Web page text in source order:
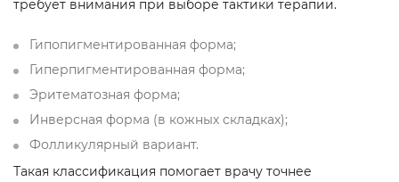
требует внимания при выборе тактики терапии.
Гипопигментированная форма;
Гиперпигментированная форма;
Эритематозная форма;
Инверсная форма (в кожных складках);
Фолликулярный вариант.
Такая классификация помогает врачу точнее